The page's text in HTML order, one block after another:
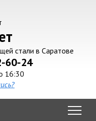
стали в Саратове
60-24
16:30